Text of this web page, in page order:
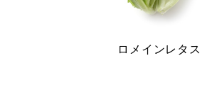
ロメインレタス